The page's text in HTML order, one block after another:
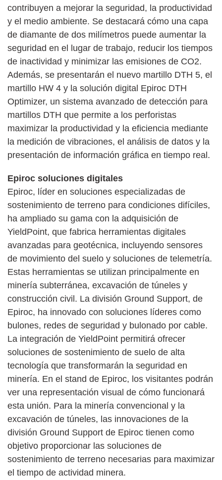
contribuyen a mejorar la seguridad, la productividad
y el medio ambiente. Se destacará cómo una capa
de diamante de dos milímetros puede aumentar la
seguridad en el lugar de trabajo, reducir los tiempos
de inactividad y minimizar las emisiones de CO2.
Además, se presentarán el nuevo martillo DTH 5, el
martillo HW 4 y la solución digital Epiroc DTH
Optimizer, un sistema avanzado de detección para
martillos DTH que permite a los perforistas
maximizar la productividad y la eficiencia mediante
la medición de vibraciones, el análisis de datos y la
presentación de información gráfica en tiempo real.
Epiroc soluciones digitales
Epiroc, líder en soluciones especializadas de
sostenimiento de terreno para condiciones difíciles,
ha ampliado su gama con la adquisición de
YieldPoint, que fabrica herramientas digitales
avanzadas para geotécnica, incluyendo sensores
de movimiento del suelo y soluciones de telemetría.
Estas herramientas se utilizan principalmente en
minería subterránea, excavación de túneles y
construcción civil. La división Ground Support, de
Epiroc, ha innovado con soluciones líderes como
bulones, redes de seguridad y bulonado por cable.
La integración de YieldPoint permitirá ofrecer
soluciones de sostenimiento de suelo de alta
tecnología que transformarán la seguridad en
minería. En el stand de Epiroc, los visitantes podrán
ver una representación visual de cómo funcionará
esta unión. Para la minería convencional y la
excavación de túneles, las innovaciones de la
división Ground Support de Epiroc tienen como
objetivo proporcionar las soluciones de
sostenimiento de terreno necesarias para maximizar
el tiempo de actividad minera.